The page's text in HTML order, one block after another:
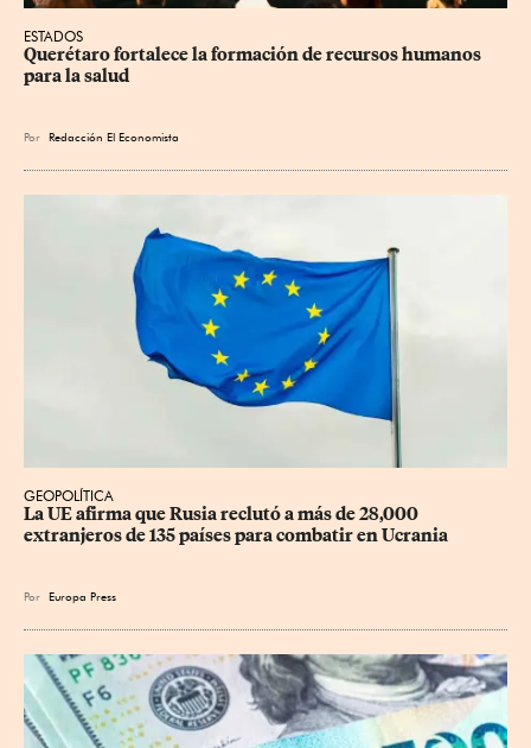
ESTADOS
Querétaro fortalece la formación de recursos humanos
para la salud
Por Redacción El Economista
GEOPOLÍTICA
La UE afirma que Rusia reclutó a más de 28,000
extranjeros de 135 países para combatir en Ucrania
Por Europa Press